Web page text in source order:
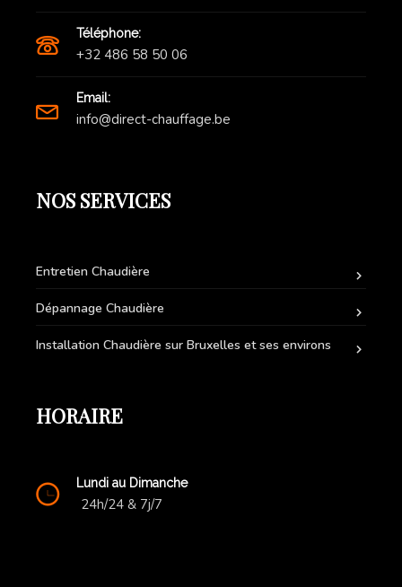
Téléphone:
+32 486 58 50 06
Email:
info@direct-chauffage.be
NOS SERVICES
Entretien Chaudière
Dépannage Chaudière
Installation Chaudière sur Bruxelles et ses environs
HORAIRE
Lundi au Dimanche
24h/24 & 7j/7